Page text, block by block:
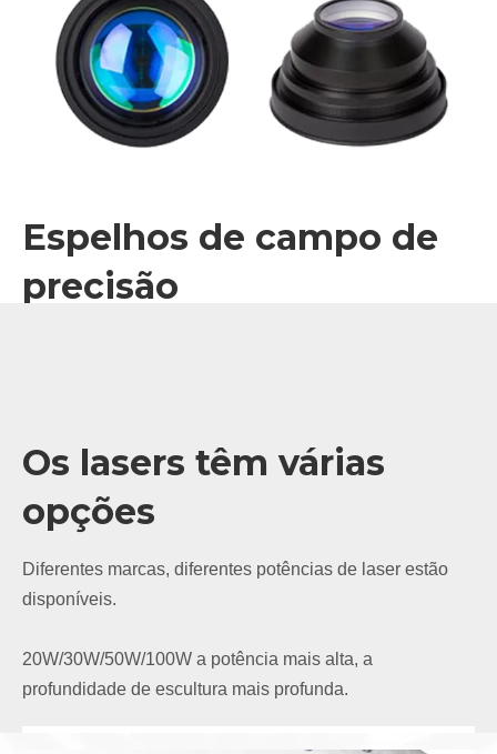
Espelhos de campo de
precisão
Os lasers têm várias
opções
Diferentes marcas, diferentes potências de laser estão
disponíveis.
20W/30W/50W/100W a potência mais alta, a
profundidade de escultura mais profunda.